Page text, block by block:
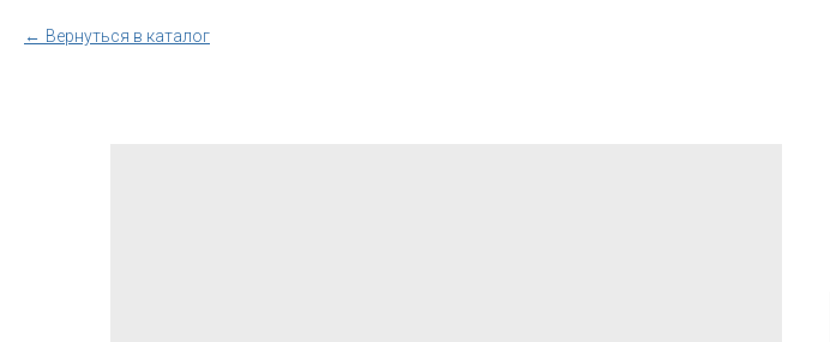
Вернуться в каталог